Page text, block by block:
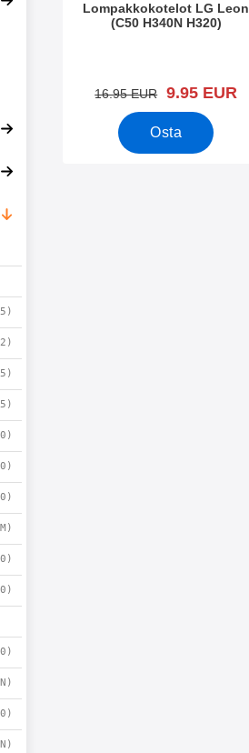
Lompakkokotelot LG Leon
(C50 H340N H320)
vanha hinta
16.95 EUR uusi hinta
9.95 EUR
Osta